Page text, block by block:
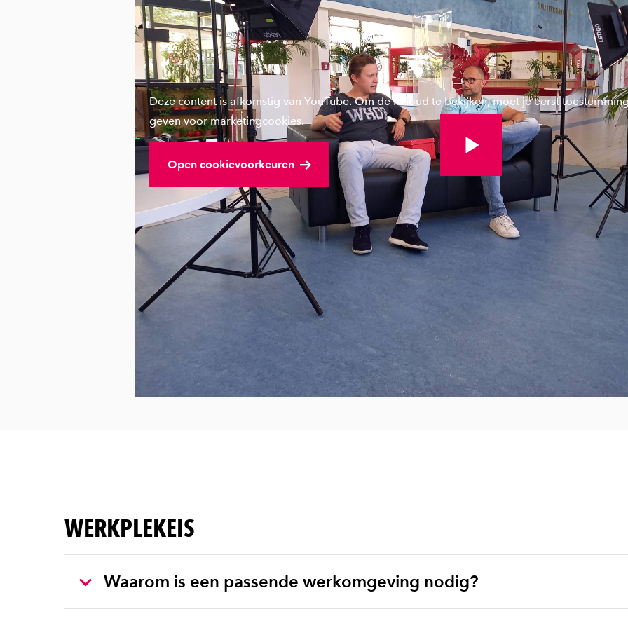
Bekijk volledige video
Deze content is afkomstig van YouTube. Om de inhoud te bekijken, moet je eerst
geven voor marketingcookies.
Open cookievoorkeuren
WERKPLEKEIS
Waarom is een passende werkomgeving nodig?